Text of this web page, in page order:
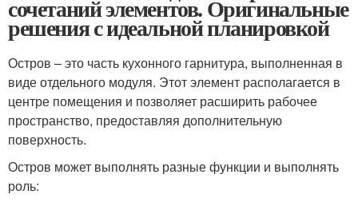
сочетаний элементов. Оригинальные
решения с идеальной планировкой
Остров – это часть кухонного гарнитура, выполненная в
виде отдельного модуля. Этот элемент располагается в
центре помещения и позволяет расширить рабочее
пространство, предоставляя дополнительную
поверхность.
Остров может выполнять разные функции и выполнять
роль: